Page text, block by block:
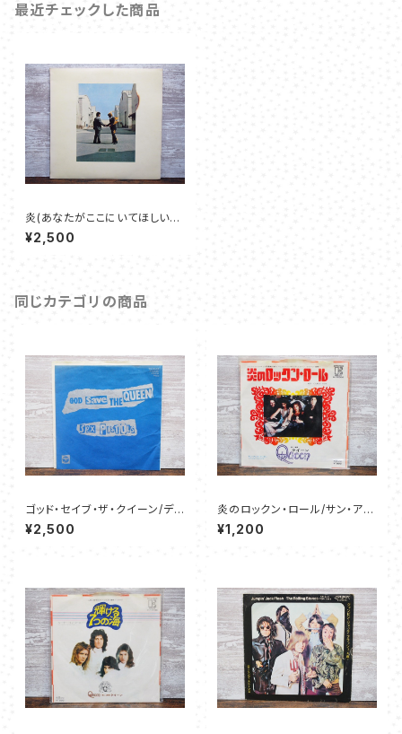
最近チェックした商品
炎(あなたがここにいてほしい）-
ピンク・フロイド
¥2,500
同じカテゴリの商品
ゴッド・セイブ・ザ・クイーン/ディ
ド・ユー・ノー・ロング - セック
ス・ピストルズ
¥2,500
炎のロックン・ロール/サン・アン
ド・ドーター - クイーン
¥1,200